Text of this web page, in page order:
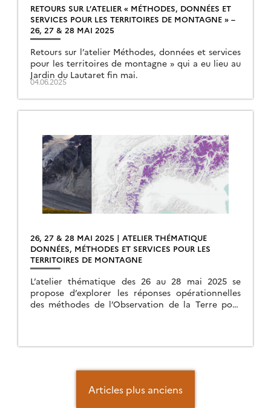
RETOURS SUR L’ATELIER « MÉTHODES, DONNÉES ET
SERVICES POUR LES TERRITOIRES DE MONTAGNE » –
26, 27 & 28 MAI 2025
Retours sur l’atelier Méthodes, données et services
pour les territoires de montagne » qui a eu lieu au
Jardin du Lautaret fin mai.
04.06.2025
26, 27 & 28 MAI 2025 | ATELIER THÉMATIQUE
DONNÉES, MÉTHODES ET SERVICES POUR LES
TERRITOIRES DE MONTAGNE
L’atelier thématique des 26 au 28 mai 2025 se
propose d’explorer les réponses opérationnelles
des méthodes de l’Observation de la Terre pour
Articles plus anciens